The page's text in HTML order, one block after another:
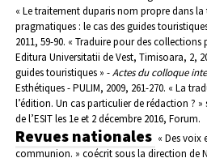
« Le traitement duparis nom propre dans
pragmatiques : le cas des guides
2011, 59-90. « Traduire pour des collections
Editura Universitatii de Vest, Timisoara, 2,
guides touristiques » -Actes du colloque
Esthétiques - PULIM, 2009, 261-270. « La
l’édition. Un cas particulier de rédaction ?
de l’ESIT les 1e et 2 décembre 2016, Forum.
Revues nationales « Des
communion. » coécrit sous la direction de